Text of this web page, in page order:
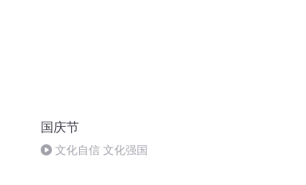
国庆节
文化自信 文化强国